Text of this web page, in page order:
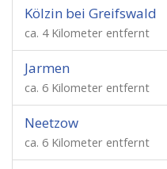
Kölzin bei Greifswald
ca. 4 Kilometer entfernt
Jarmen
ca. 6 Kilometer entfernt
Neetzow
ca. 6 Kilometer entfernt